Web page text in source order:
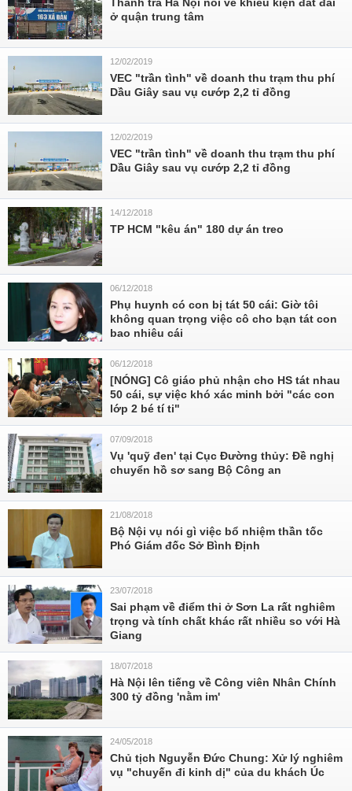
ở quận trung tâm
12/02/2019
VEC "trần tình" về doanh thu trạm thu phí
Dầu Giây sau vụ cướp 2,2 tỉ đồng
12/02/2019
VEC "trần tình" về doanh thu trạm thu phí
Dầu Giây sau vụ cướp 2,2 tỉ đồng
14/12/2018
TP HCM "kêu án" 180 dự án treo
06/12/2018
Phụ huynh có con bị tát 50 cái: Giờ tôi
không quan trọng việc cô cho bạn tát con
bao nhiêu cái
06/12/2018
[NÓNG] Cô giáo phủ nhận cho HS tát nhau
50 cái, sự việc khó xác minh bởi "các con
lớp 2 bé tí ti"
07/09/2018
Vụ 'quỹ đen' tại Cục Đường thủy: Đề nghị
chuyển hồ sơ sang Bộ Công an
21/08/2018
Bộ Nội vụ nói gì việc bổ nhiệm thần tốc
Phó Giám đốc Sở Bình Định
23/07/2018
Sai phạm về điểm thi ở Sơn La rất nghiêm
trọng và tính chất khác rất nhiều so với Hà
Giang
18/07/2018
Hà Nội lên tiếng về Công viên Nhân Chính
300 tỷ đồng 'nằm im'
24/05/2018
Chủ tịch Nguyễn Đức Chung: Xử lý nghiêm
vụ "chuyến đi kinh dị" của du khách Úc